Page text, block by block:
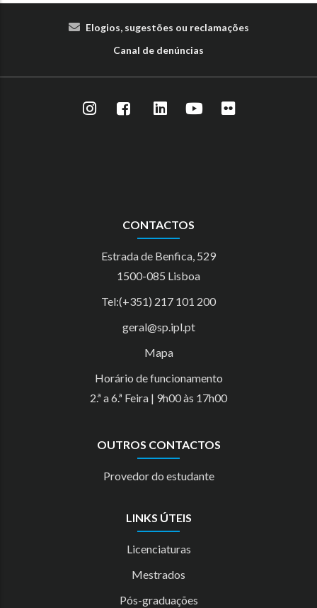
Elogios, sugestões ou reclamações
Canal de denúncias
CONTACTOS
Estrada de Benfica, 529
1500-085 Lisboa
Tel:(+351) 217 101 200
geral@sp.ipl.pt
Mapa
Horário de funcionamento
2.ª a 6.ª Feira | 9h00 às 17h00
OUTROS CONTACTOS
Provedor do estudante
LINKS ÚTEIS
Licenciaturas
Mestrados
Pós-graduações